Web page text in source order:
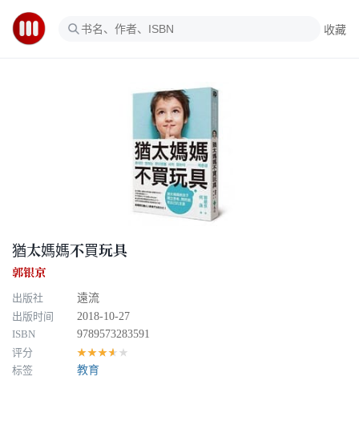
收藏
猶太媽媽不買玩具
郭银京
出版社
遠流
出版时间
2018-10-27
ISBN
9789573283591
评分
★★★★★
标签 教育